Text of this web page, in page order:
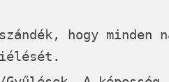
hogy minden